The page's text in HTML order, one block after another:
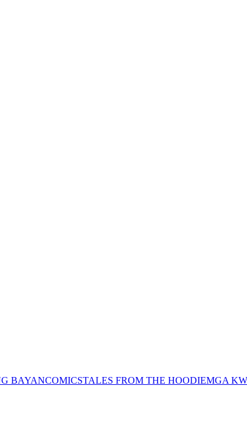
BAYANCOMICSTALES FROM THE HOODIEMGA